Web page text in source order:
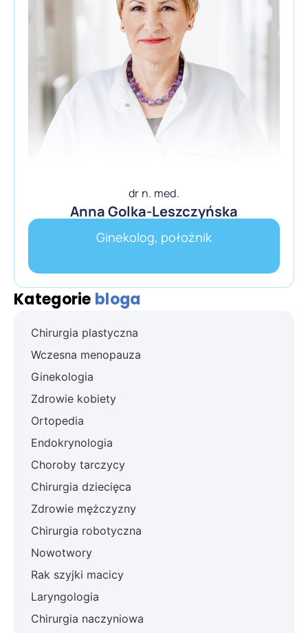
dr n. med.
Anna Golka-Leszczyńska
Ginekolog, położnik
Kategorie bloga
Chirurgia plastyczna
Wczesna menopauza
Ginekologia
Zdrowie kobiety
Ortopedia
Endokrynologia
Choroby tarczycy
Chirurgia dziecięca
Zdrowie mężczyzny
Chirurgia robotyczna
Nowotwory
Rak szyjki macicy
Laryngologia
Chirurgia naczyniowa